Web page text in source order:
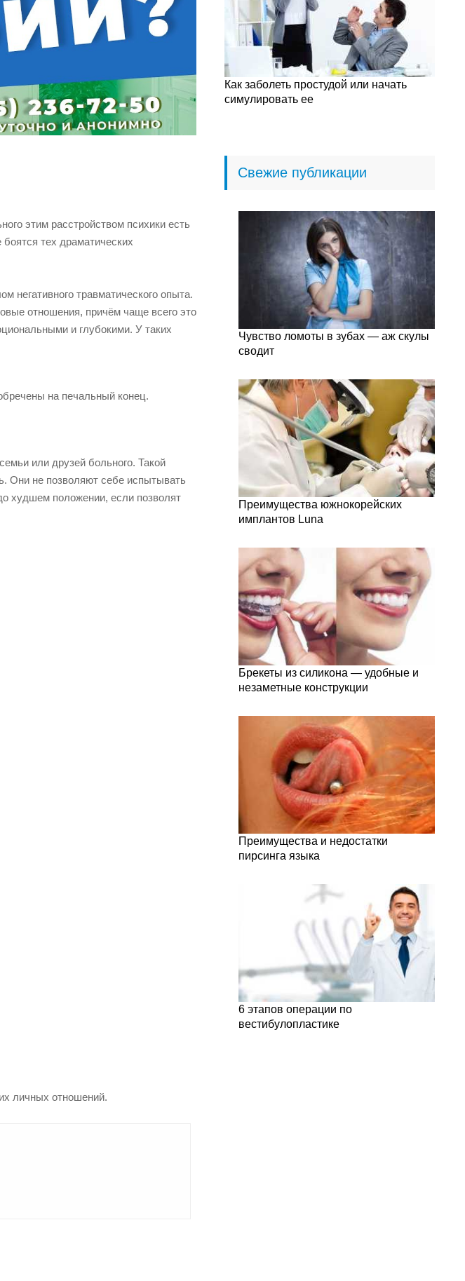
этим расстройством психики есть
тех драматических
негативного травматического опыта.
отношения, причём чаще всего это
и глубокими. У таких
на печальный конец.
или друзей больного. Такой
Они не позволяют себе испытывать
худшем положении, если позволят
личных отношений.
Как заболеть простудой или начать
симулировать ее
Свежие публикации
Чувство ломоты в зубах — аж скулы
сводит
Преимущества южнокорейских
имплантов Luna
Брекеты из силикона — удобные и
незаметные конструкции
Преимущества и недостатки
пирсинга языка
6 этапов операции по
вестибулопластике